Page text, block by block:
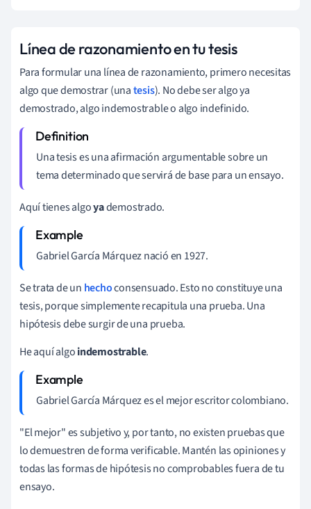
Línea de razonamiento en tu tesis
Para formular una línea de razonamiento, primero necesitas
algo que demostrar (unatesis). No debe ser algo ya
demostrado, algo indemostrable o algo indefinido.
Una tesis es una afirmación argumentable sobre un
tema determinado que servirá de base para un ensayo.
Aquí tienes algoyademostrado.
Gabriel García Márquez nació en 1927.
Se trata de un hechoconsensuado. Esto no constituye una
tesis, porque simplemente recapitula una prueba. Una
hipótesis debe surgir de una prueba.
He aquí algoindemostrable.
Gabriel García Márquez es el mejor escritor colombiano.
"El mejor" es subjetivo y, por tanto, no existen pruebas que
lo demuestren de forma verificable. Mantén las opiniones y
todas las formas de hipótesis no comprobables fuera de tu
ensayo.